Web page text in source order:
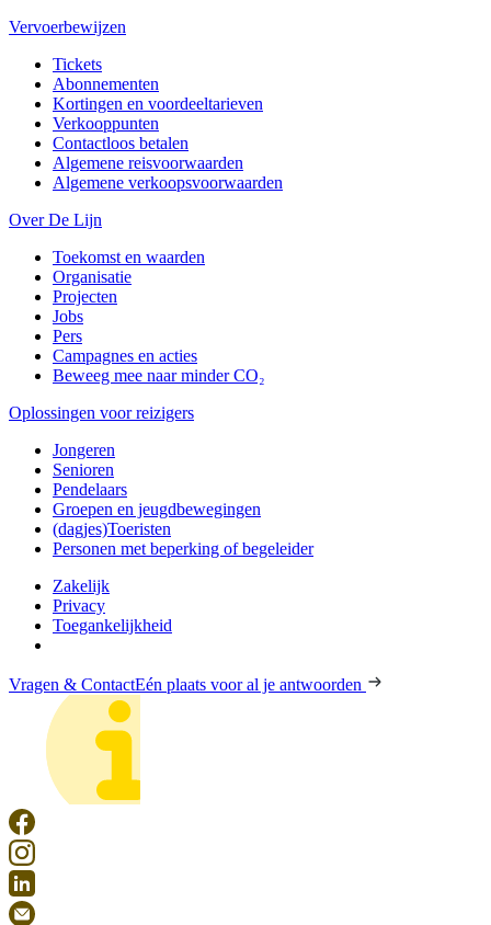
Vervoerbewijzen
Tickets
Abonnementen
Kortingen en voordeeltarieven
Verkooppunten
Contactloos betalen
Algemene reisvoorwaarden
Algemene verkoopsvoorwaarden
Over De Lijn
Toekomst en waarden
Organisatie
Projecten
Jobs
Pers
Campagnes en acties
Beweeg mee naar minder CO₂
Oplossingen voor reizigers
Jongeren
Senioren
Pendelaars
Groepen en jeugdbewegingen
(dagjes)Toeristen
Personen met beperking of begeleider
Zakelijk
Privacy
Toegankelijkheid
Vragen & ContactEén plaats voor al je antwoorden